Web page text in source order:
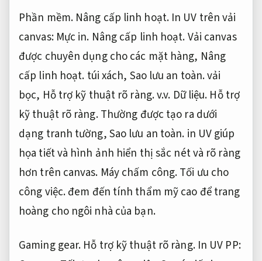
Phần mềm. Nâng cấp linh hoạt.In UV trên vải
canvas: Mực in. Nâng cấp linh hoạt.Vải canvas
được chuyên dụng cho các mặt hàng, Nâng
cấp linh hoạt. túi xách, Sao lưu an toàn.vải
bọc, Hỗ trợ kỹ thuật rõ ràng.v.v. Dữ liệu. Hỗ trợ
kỹ thuật rõ ràng.Thường được tạo ra dưới
dạng tranh tường,Sao lưu an toàn. in UV giúp
họa tiết và hình ảnh hiển thị sắc nét và rõ ràng
hơn trên canvas. Máy chấm công.Tối ưu cho
công việc.đem đến tính thẩm mỹ cao để trang
hoàng cho ngôi nhà của bạn.
Gaming gear. Hỗ trợ kỹ thuật rõ ràng.In UV PP: